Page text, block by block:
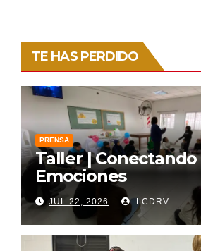
TE HAS PERDIDO
PRENSA
Taller |
Emociones
JUL 22, 2026 LCDRV